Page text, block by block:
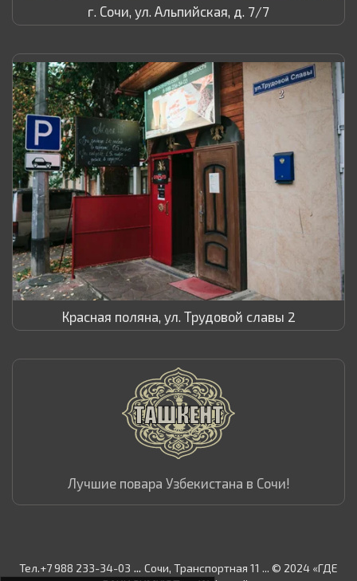
г. Сочи, ул. Альпийская, д. 7/7
Красная поляна, ул. Трудовой славы 2
Лучшие повара Узбекистана в Сочи!
Тел.+7 988 233-34-03 ... Сочи, Транспортная 11 ... © 2024 «ГДЕ